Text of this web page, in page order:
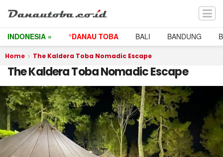
INDONESIA » °DANAU TOBA BALI BANDUNG
Home The Kaldera Toba Nomadic Escape
The Kaldera Toba Nomadic Escape